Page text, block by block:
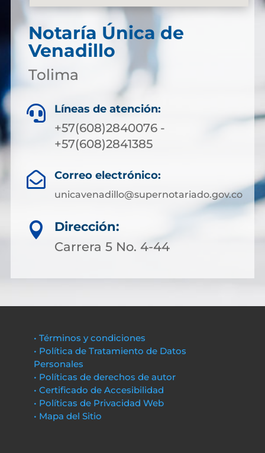
Notaría Única de
Venadillo
Tolima
 Líneas de atención:
+57(608)2840076 -
+57(608)2841385
 Correo electrónico:
unicavenadillo@supernotariado.gov.co

Dirección:
Carrera 5 No. 4-44
• Términos y condiciones
• Política de Tratamiento de Datos
Personales
• Políticas de derechos de autor
• Certificado de Accesibilidad
• Políticas de Privacidad Web
• Mapa del Sitio